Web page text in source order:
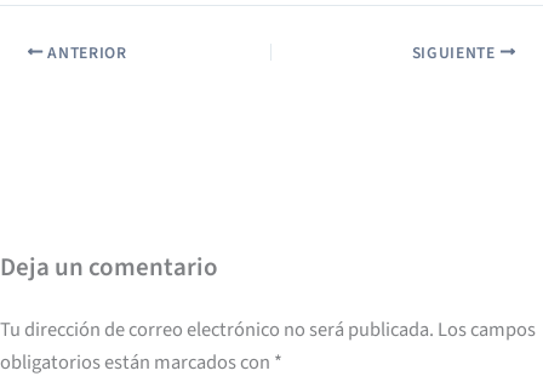
ANTERIOR SIGUIENTE
Deja un comentario
Tu dirección de correo electrónico no será publicada. Los campos
obligatorios están marcados con *